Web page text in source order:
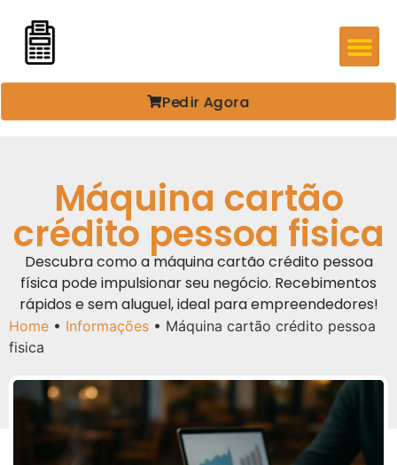
Pedir Agora
Máquina cartão
crédito pessoa fisica
Descubra como a máquina cartão crédito pessoa
física pode impulsionar seu negócio. Recebimentos
rápidos e sem aluguel, ideal para empreendedores!
Home • Informações • Máquina cartão crédito pessoa
fisica